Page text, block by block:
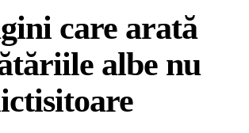
care arată
albe nu